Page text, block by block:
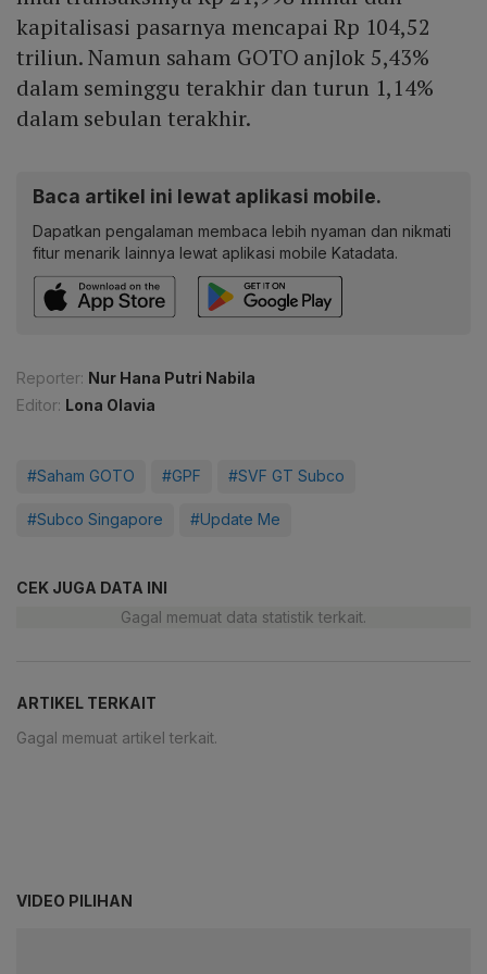
kapitalisasi pasarnya mencapai Rp 104,52
triliun. Namun saham GOTO anjlok 5,43%
dalam seminggu terakhir dan turun 1,14%
dalam sebulan terakhir.
Baca artikel ini lewat aplikasi mobile.
Dapatkan pengalaman membaca lebih nyaman dan nikmati
fitur menarik lainnya lewat aplikasi mobile Katadata.
Reporter: Nur Hana Putri Nabila
Editor: Lona Olavia
#Saham GOTO #GPF #SVF GT Subco
#Subco Singapore #Update Me
CEK JUGA DATA INI
Gagal memuat data statistik terkait.
ARTIKEL TERKAIT
Gagal memuat artikel terkait.
VIDEO PILIHAN